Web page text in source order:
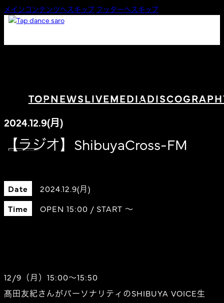
メインコンテンツへスキップ フッターへスキップ
TOPNEWSLIVEMEDIA
2024.12.9(月)
【ラジオ】ShibuyaCross-FM
Date
2024.12.9(月)
Time
OPEN 15:00 / START 〜
12/9（月）15:00〜15:50
髙田友紀さんがパーソナリティのSHIBUYA VOICE生